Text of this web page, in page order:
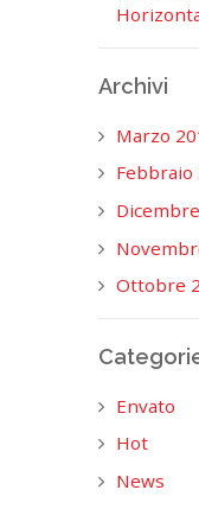
Archivi
Marzo
Febbraio
Ottobre
Envato
Hot
News